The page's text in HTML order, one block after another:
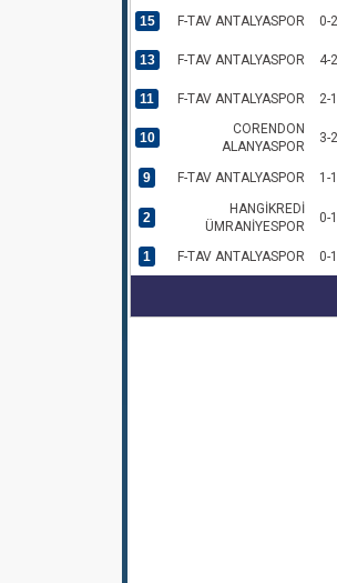
15 F-TAV ANTALYASPOR 0-2
13 F-TAV ANTALYASPOR 4-2
11 F-TAV ANTALYASPOR 2-1
10
CORENDON
ALANYASPOR
3-2
9 F-TAV ANTALYASPOR 1-1
2
HANGİKREDİ
ÜMRANİYESPOR
0-1
1 F-TAV ANTALYASPOR 0-1